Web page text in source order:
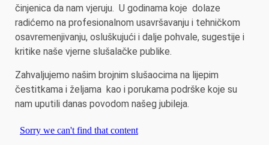
činjenica da nam vjeruju. U godinama koje dolaze
radićemo na profesionalnom usavršavanju i tehničkom
osavremenjivanju, osluškujući i dalje pohvale, sugestije i
kritike naše vjerne slušalačke publike.
Zahvaljujemo našim brojnim slušaocima na lijepim
čestitkama i željama kao i porukama podrške koje su
nam uputili danas povodom našeg jubileja.